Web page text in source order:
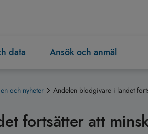
data Ansök och anmäl
och nyheter Andelen blodgivare i landet
fortsätter att